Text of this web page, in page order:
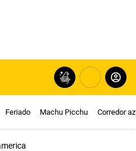
Feriado Machu Picchu Corredor